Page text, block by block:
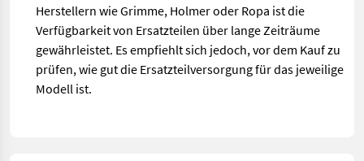
Herstellern wie Grimme, Holmer oder Ropa ist die
Verfügbarkeit von Ersatzteilen über lange Zeiträume
gewährleistet. Es empfiehlt sich jedoch, vor dem Kauf zu
prüfen, wie gut die Ersatzteilversorgung für das jeweilige
Modell ist.